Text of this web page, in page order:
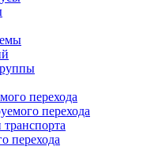
перехода
перехода
перехода